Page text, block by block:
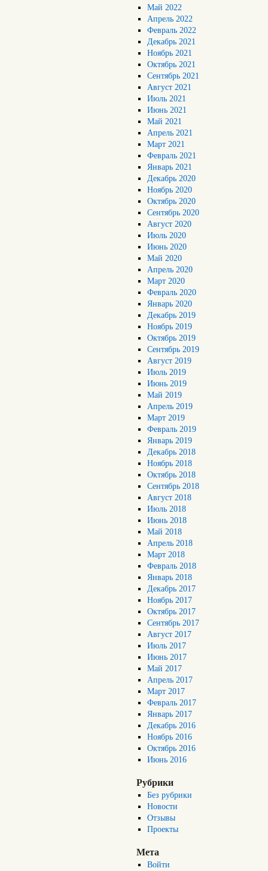
Май 2022
Апрель 2022
Февраль 2022
Декабрь 2021
Ноябрь 2021
Октябрь 2021
Сентябрь 2021
Август 2021
Июль 2021
Июнь 2021
Май 2021
Апрель 2021
Март 2021
Февраль 2021
Январь 2021
Декабрь 2020
Ноябрь 2020
Октябрь 2020
Сентябрь 2020
Август 2020
Июль 2020
Июнь 2020
Май 2020
Апрель 2020
Март 2020
Февраль 2020
Январь 2020
Декабрь 2019
Ноябрь 2019
Октябрь 2019
Сентябрь 2019
Август 2019
Июль 2019
Июнь 2019
Май 2019
Апрель 2019
Март 2019
Февраль 2019
Январь 2019
Декабрь 2018
Ноябрь 2018
Октябрь 2018
Сентябрь 2018
Август 2018
Июль 2018
Июнь 2018
Май 2018
Апрель 2018
Март 2018
Февраль 2018
Январь 2018
Декабрь 2017
Ноябрь 2017
Октябрь 2017
Сентябрь 2017
Август 2017
Июль 2017
Июнь 2017
Май 2017
Апрель 2017
Март 2017
Февраль 2017
Январь 2017
Декабрь 2016
Ноябрь 2016
Октябрь 2016
Июнь 2016
Рубрики
Без рубрики
Новости
Отзывы
Проекты
Мета
Войти